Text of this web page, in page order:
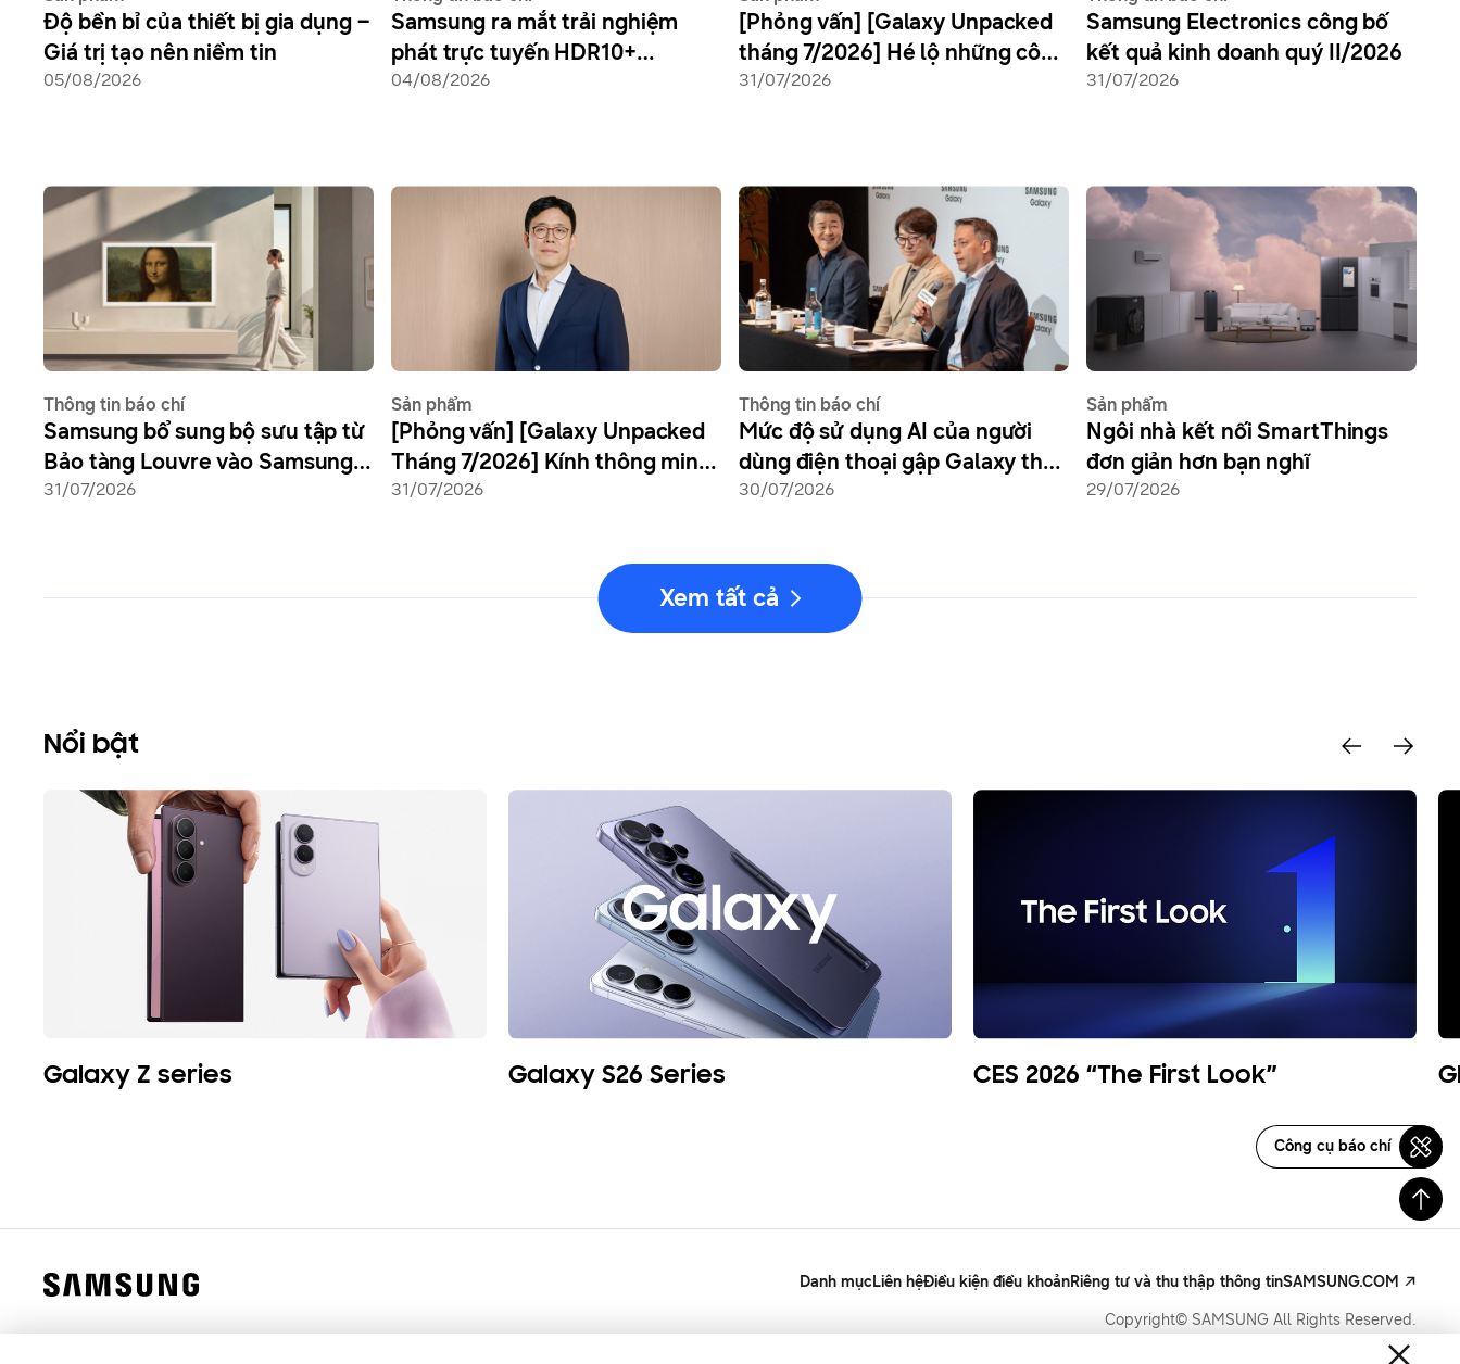
Độ bền bỉ của thiết bị gia dụng –
Giá trị tạo nên niềm tin
05/08/2026
Samsung ra mắt trải nghiệm
phát trực tuyến HDR10+
ADVANCED đầu tiên trên thế
04/08/2026
[Phỏng vấn] [Galaxy Unpacked
tháng 7/2026] Hé lộ những công
nghệ kỹ thuật đằng sau thế hệ
31/07/2026
Samsung Electronics công bố
kết quả kinh doanh quý II/2026
31/07/2026
Thông tin báo chí
Samsung bổ sung bộ sưu tập từ
Bảo tàng Louvre vào Samsung
Art Store
31/07/2026
Sản phẩm
[Phỏng vấn] [Galaxy Unpacked
Tháng 7/2026] Kính thông minh:
Bước khởi đầu cho giao diện AI
31/07/2026
Thông tin báo chí
Mức độ sử dụng AI của người
dùng điện thoại gập Galaxy thế
hệ thứ 7 tăng trưởng tại Đông
nối chính tới AI
30/07/2026
Sản phẩm
Ngôi nhà kết nối SmartThings
đơn giản hơn bạn nghĩ
29/07/2026
Xem tất cả
Nổi bật
Galaxy Z series Galaxy S26 Series CES 2026 “The First Look”
Công cụ báo chí
Danh mụcLiên hệĐiều kiện điều khoảnRiêng tư và thu thập thông tinSAMSUNG.COM
Copyright© SAMSUNG All Rights Reserved.